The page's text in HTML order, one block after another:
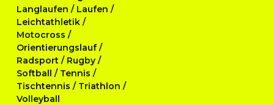
Langlaufen / Laufen /
Leichtathletik /
Motocross /
Orientierungslauf/
Radsport / Rugby /
Softball / Tennis /
Tischtennis / Triathlon /
Volleyball